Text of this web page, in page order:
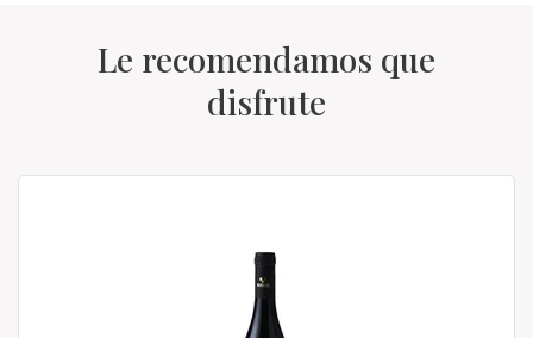
Le recomendamos que
disfrute